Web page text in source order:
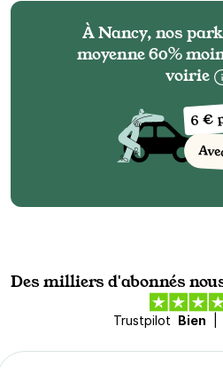
À Nancy, nos
moyenne 60%
voirie
6 €
Des milliers d'abonnés
Trustpilot Bien